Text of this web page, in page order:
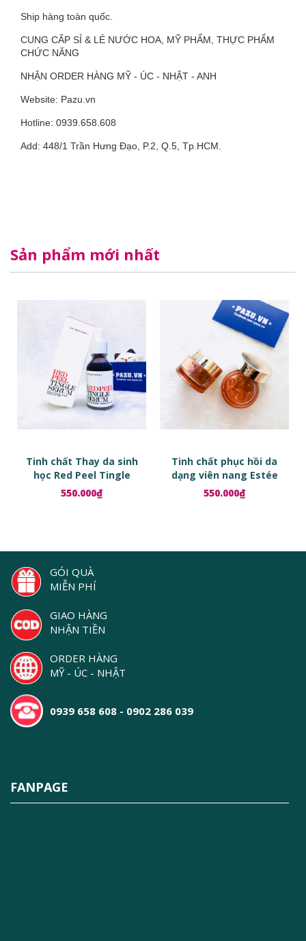
Ship hàng toàn quốc.
CUNG CẤP SỈ & LẺ NƯỚC HOA, MỸ PHẨM, THỰC PHẨM
CHỨC NĂNG
NHẬN ORDER HÀNG MỸ - ÚC - NHẬT - ANH
Website: Pazu.vn
Hotline: 0939.658.608
Add: 448/1 Trần Hưng Đạo, P.2, Q.5, Tp.HCM.
Sản phẩm mới nhất
Tinh chất Thay da sinh
học Red Peel Tingle
Serum
550.000₫
Tinh chất phục hồi da
dạng viên nang Estée
Lauder Advanced Night
Repair Ampoules
550.000₫
GÓI QUÀ
MIỄN PHÍ
GIAO HÀNG
NHẬN TIỀN
ORDER HÀNG
MỸ - ÚC - NHẬT
0939 658 608 - 0902 286 039
FANPAGE